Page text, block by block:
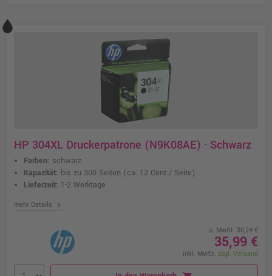
HP 304XL Druckerpatrone (N9K08AE) · Schwarz
Farben: schwarz
Kapazität: bis zu 300 Seiten (ca. 12 Cent / Seite)
Lieferzeit: 1-2 Werktage
mehr Details chevron_right
o. MwSt. 30,24 €
35,99 €
inkl. MwSt. zzgl. Versand